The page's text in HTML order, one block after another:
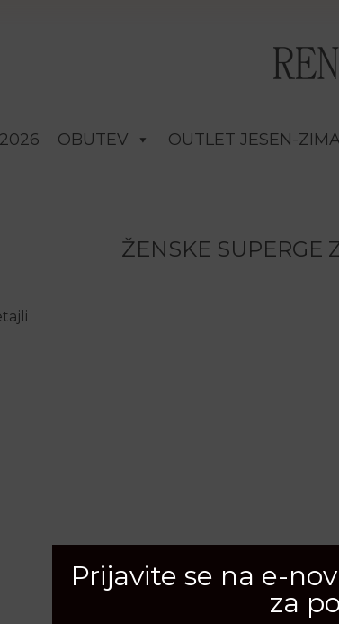
OBUTEV OUTLET JESEN-
ŽENSKE SUPERGE
Prijavite se na e-
za